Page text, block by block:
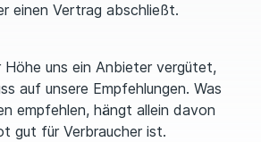
einen Vertrag abschließt.
Höhe uns ein Anbieter vergütet,
auf unsere Emp­feh­lungen. Was
empfehlen, hängt allein davon
gut für Verbraucher ist.